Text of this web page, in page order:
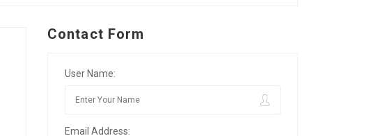
Contact Form
User Name:
Email Address: